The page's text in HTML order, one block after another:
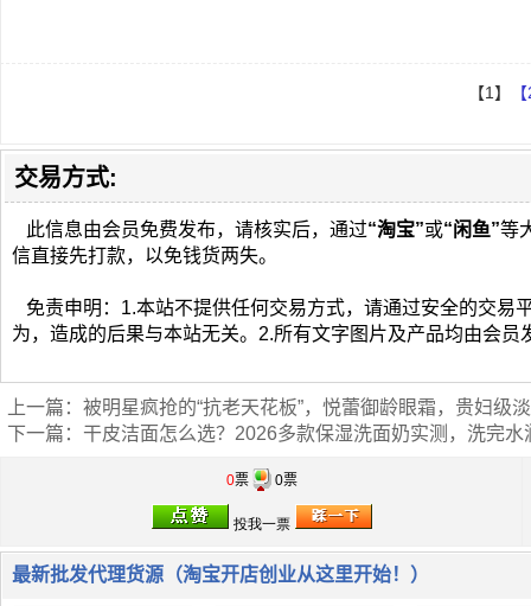
【1】
交易方式:
此信息由会员免费发布，请核实后，通过“淘宝”或“闲鱼”等
信直接先打款，以免钱货两失。
免责申明：1.本站不提供任何交易方式，请通过安全的交易
为，造成的后果与本站无关。2.所有文字图片及产品均由会
上一篇： 被明星疯抢的“抗老天花板”，悦蕾御龄眼霜，贵妇级
下一篇： 干皮洁面怎么选？2026多款保湿洗面奶实测，洗完水
0票 0票
最新批发代理货源（淘宝开店创业从这里开始！）